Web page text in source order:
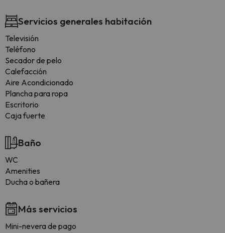
Servicios generales habitación
Televisión
Teléfono
Secador de pelo
Calefacción
Aire Acondicionado
Plancha para ropa
Escritorio
Caja fuerte
Baño
WC
Amenities
Ducha o bañera
Más servicios
Mini-nevera de pago